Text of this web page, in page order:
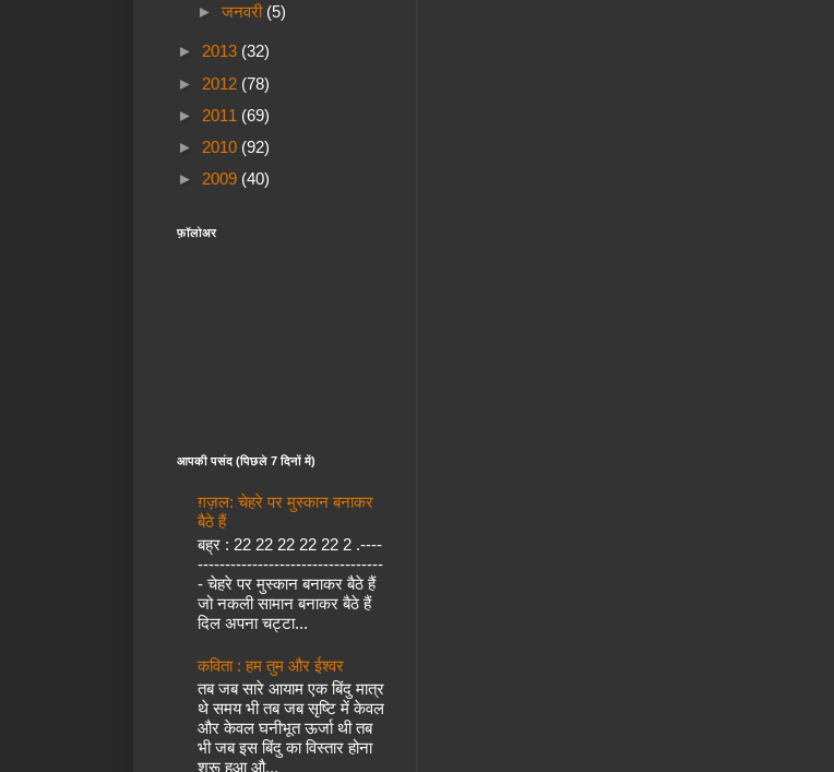
► जनवरी (5)
► 2013 (32)
► 2012 (78)
► 2011 (69)
► 2010 (92)
► 2009 (40)
फ़ॉलोअर
आपकी पसंद (पिछले 7 दिनों में)
ग़ज़ल: चेहरे पर मुस्कान बनाकर
बैठे हैं
बह्र : 22 22 22 22 22 2 .----
----------------------------------
- चेहरे पर मुस्कान बनाकर बैठे हैं
जो नकली सामान बनाकर बैठे हैं
दिल अपना चट्टा...
कविता : हम तुम और ईश्वर
तब जब सारे आयाम एक बिंदु मात्र
थे समय भी तब जब सृष्टि में केवल
और केवल घनीभूत ऊर्जा थी तब
भी जब इस बिंदु का विस्तार होना
शुरू हुआ औ...